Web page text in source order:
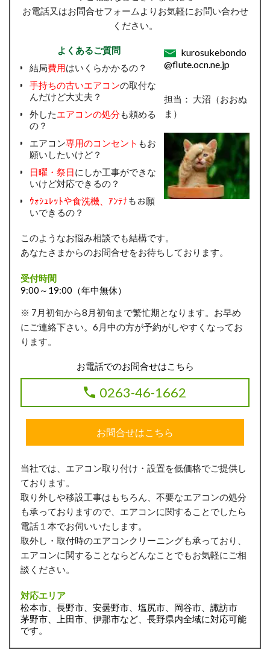
お電話又はお問合せフォームよりお気軽にお問い合わせ
ください。
kurosukebondo
@flute.ocn.ne.jp
担当： 大沼（おおぬ
ま）
よくあるご質問
結局費用はいくらかかるの？
手持ちの古いエアコンの取付な
んだけど大丈夫？
外した エアコンの処分も頼める
の？
エアコン専用のコンセント もお
願いしたいけど？
日曜・祭日にしか工事ができな
いけど対応できるの？
ｳｫｼｭﾚｯﾄや食洗機、ｱﾝﾃﾅもお願
いできるの？
このようなお悩み相談でも結構です。
あなたさまからのお問合せをお待ちしております。
受付時間
9:00～19:00（年中無休）
※ 7月初旬から8月初旬まで繁忙期となります。お早め
にご連絡下さい。6月中の方が予約がしやすくなってお
ります。
お電話でのお問合せはこちら
0263-46-1662
お問合せはこちら
当社では、エアコン取り付け・設置を低価格でご提供し
ております。
取り外しや移設工事はもちろん、不要なエアコンの処分
も承っておりますので、エアコンに関することでしたら
電話１本でお伺いいたします。
取外し・取付時のエアコンクリーニングも承っており、
エアコンに関することならどんなことでもお気軽にご相
談ください。
対応エリア
松本市、長野市、安曇野市、塩尻市、岡谷市、諏訪市
茅野市、上田市、伊那市など、長野県内全域に対応可能
です。